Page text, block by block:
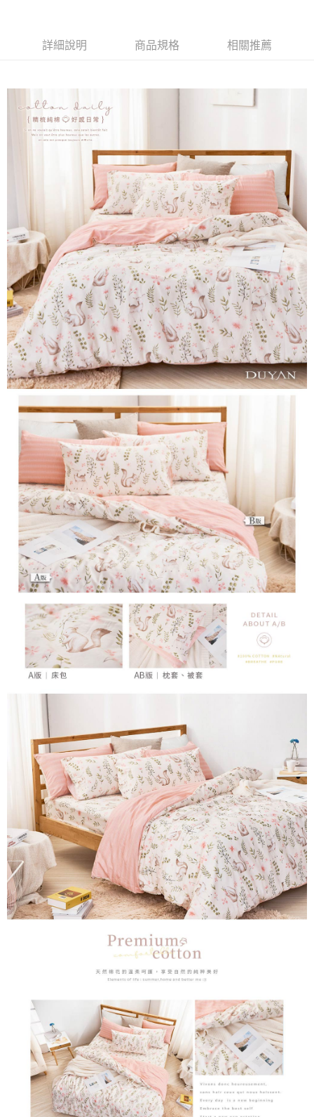
相關說明
流程，驗證手機門號後，選擇欲分期的期數、繳款截止日，確認付款後即完
成交易。
3.實際核准額度、可分期數及費用金額請依後續交易確認頁面所載為準。
4.訂單成立30分鐘內，如未前往確認交易或遇審核未通過，訂單將自動取
消。如遇「轉專審核」未通過狀況，表示未達大哥付你分期系統評分，恕無
1.分期款項不併入電信帳單，「大哥付你分期」於每月結算日後寄送繳費提
2.透過簡訊連結打開帳單後，可選擇「超商條碼／台灣大直營門市／銀行轉
帳／街口支付／iPASS MONEY」等通路繳費。
【注意事項】
1.本服務係由「台灣大哥大股份有限公司」（以下簡稱本公司）所提供，讓
用戶於交易時，得透過本服務購買商品或服務，並由商店將買賣／分期付款
買賣價金債權讓與本公司後，依約使用本公司帳單繳交帳款。
2.基於同意付款使用「大哥付你分期」之契約關係目的，商店將以您的個人
資料（包含姓名、電話或地址）提供予台灣大哥大進項蒐集、處理及利用，
由本公司與您本人進行分期帳單所需資料之確認、核對及更正。
3.完整用戶服務條款，請詳閱以下連結：https://oppay.tw/userRule
【關於「AFTEE先享後付」】
AFTEE先享後付是「在收到商品之後才付款」的支付方式。 讓您購物簡單
便利好安心！
１．簡單：不需註冊會員、不需綁卡、不需儲值。
２．便利：只要手機號碼，簡訊認證，即可結帳。
３．安心：先確認商品／服務後，再付款。
【「AFTEE先享後付」結帳流程】
１．於結帳方式選擇「AFTEE先享後付」後，將跳轉至「AFTEE先享後付」
結帳頁面，進行簡訊認證並確認金額後，即可完成結帳。
２．訂單成立數日內，您將收到繳費通知簡訊。
３．收到繳費通知簡訊後14天內，點擊此簡訊中的連結，可透過四大超商／
ATM／網路銀行／等多元方式進行付款，方視為交易完成。
※ 請注意：結帳手續完成當下不需立刻繳費，但若您需要取消訂單，請聯絡
購買商品的店家。未經商家同意取消之訂單仍視為有效，需透過AFTEE先享
後付繳納相關費用。
※ 交易是否成功請以「AFTEE先享後付 」之結帳頁面顯示為準，若有關於
是否繳費成功／繳費後需取消欲退款等相關疑問，請聯繫「AFTEE先享後付
客戶支援中心」https://netprotections.freshdesk.com/support/home
【注意事項】
１．透過由恩沛科技股份有限公司提供之「AFTEE先享後付」服務完成之交
易，需依本服務之必要範圍內提供個人資料，並將交易相關給付款項請求債
２．關於個人資料處理事宜，請瀏覽以下網址：
https://aftee.tw/terms/#terms3
３．未成年的使用者請事先徵得法定代理人或監護人之同意方可使用
「AFTEE先享後付」，若未經同意申辦者引起之損失，本公司不負相關責
任。
４．使用「AFTEE先享後付」時，將依據個別帳號之用戶狀況，依本公司即
時審查核予不同之上限額度；若仍有額度不足之情形，本公司將視審查結果
請求用戶進行身份認證。
５．嚴禁一人註冊多個帳號或使用他人資訊註冊。若發現惡意使用之情形，
恩沛科技股份有限公司將有權停止該用戶之使用額度並採取法律行動。
Hami Point
相關說明
「Hami Point」為中華電信所提供之點數服務，可於會員專區綁定中華電信
會員帳號後，即可在購物車使用 Hami Point 折抵消費金額 (1點等於1元)。
每筆NT$60，滿NT$999(含以上)免運費
付款後全家取貨
每筆NT$60，滿NT$999(含以上)免運費
7-11取貨付款
每筆NT$60，滿NT$999(含以上)免運費
付款後7-11取貨
每筆NT$60，滿NT$999(含以上)免運費
每筆NT$80，滿NT$999(含以上)免運費
詳細說明 商品規格 相關推薦